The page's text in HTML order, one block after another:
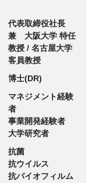
代表取締役社長
兼 大阪大学 特任
教授 / 名古屋大学
客員教授
博士(DR)
マネジメント経験
者
事業開発経験者
大学研究者
抗菌
抗ウイルス
抗バイオフィルム